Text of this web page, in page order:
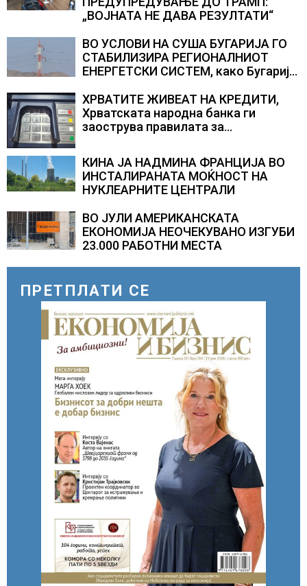
„ВОЈНАТА НЕ ДАВА РЕЗУЛТАТИ“
ВО УСЛОВИ НА СУША БУГАРИЈА ГО
СТАБИЛИЗИРА РЕГИОНАЛНИОТ
ЕНЕРГЕТСКИ СИСТЕМ, како Бугарија
складирање на енергија од батерии
ХРВАТИТЕ ЖИВЕАТ НА КРЕДИТИ,
Хрватската народна банка ги
заострува правилата за
зголемени ризици во финансискиот
систем
КИНА ЈА НАДМИНА ФРАНЦИЈА ВО
ИНСТАЛИРАНАТА МОЌНОСТ НА
НУКЛЕАРНИТЕ ЦЕНТРАЛИ
ВО ЈУЛИ АМЕРИКАНСКАТА
ЕКОНОМИЈА НЕОЧЕКУВАНО ИЗГУБИ
23.000 РАБОТНИ МЕСТА
ПРЕТПЛАТИ СЕ